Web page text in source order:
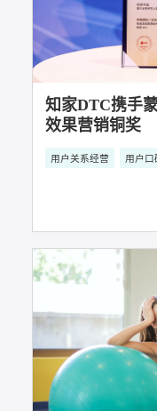
知家DTC营
费者离不开你
超级用户运营
DTC的秘诀是维系
8月过去一半